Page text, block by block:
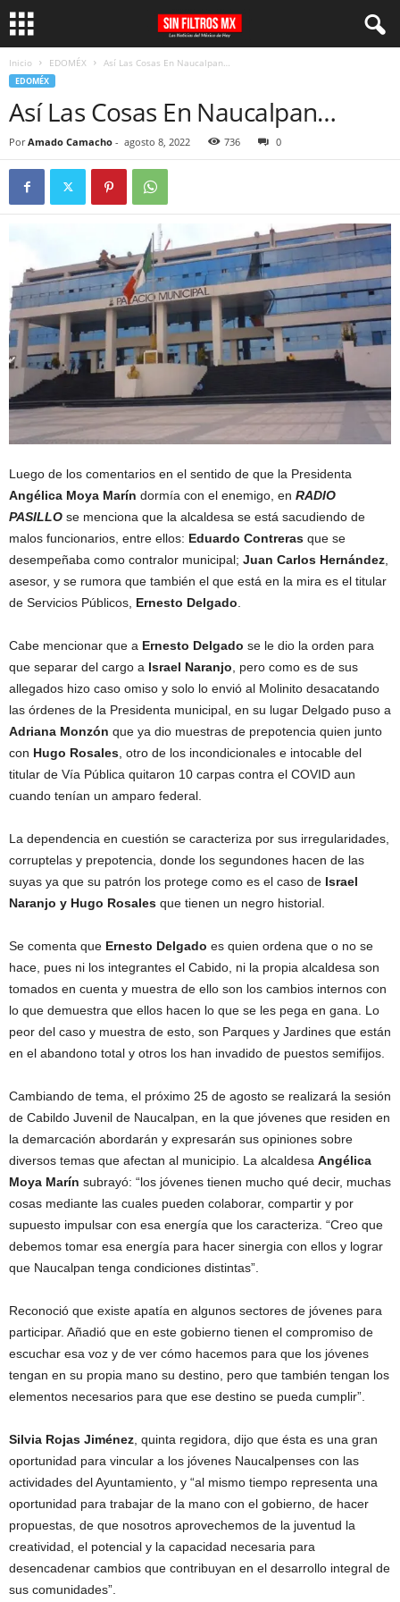
Inicio EDOMÉX Así Las Cosas En Naucalpan…
EDOMÉX
Así Las Cosas En Naucalpan…
Por Amado Camacho - agosto 8, 2022 736 0
Luego de los comentarios en el sentido de que la Presidenta
Angélica Moya Marín dormía con el enemigo, en RADIO
PASILLO se menciona que la alcaldesa se está sacudiendo de
malos funcionarios, entre ellos: Eduardo Contreras que se
desempeñaba como contralor municipal; Juan Carlos Hernández,
asesor, y se rumora que también el que está en la mira es el titular
de Servicios Públicos, Ernesto Delgado.
Cabe mencionar que a Ernesto Delgado se le dio la orden para
que separar del cargo a Israel Naranjo, pero como es de sus
allegados hizo caso omiso y solo lo envió al Molinito desacatando
las órdenes de la Presidenta municipal, en su lugar Delgado puso a
Adriana Monzón que ya dio muestras de prepotencia quien junto
con Hugo Rosales, otro de los incondicionales e intocable del
titular de Vía Pública quitaron 10 carpas contra el COVID aun
cuando tenían un amparo federal.
La dependencia en cuestión se caracteriza por sus irregularidades,
corruptelas y prepotencia, donde los segundones hacen de las
suyas ya que su patrón los protege como es el caso de Israel
Naranjo y Hugo Rosales que tienen un negro historial.
Se comenta que Ernesto Delgado es quien ordena que o no se
hace, pues ni los integrantes el Cabido, ni la propia alcaldesa son
tomados en cuenta y muestra de ello son los cambios internos con
lo que demuestra que ellos hacen lo que se les pega en gana. Lo
peor del caso y muestra de esto, son Parques y Jardines que están
en el abandono total y otros los han invadido de puestos semifijos.
Cambiando de tema, el próximo 25 de agosto se realizará la sesión
de Cabildo Juvenil de Naucalpan, en la que jóvenes que residen en
la demarcación abordarán y expresarán sus opiniones sobre
diversos temas que afectan al municipio. La alcaldesa Angélica
Moya Marín subrayó: “los jóvenes tienen mucho qué decir, muchas
cosas mediante las cuales pueden colaborar, compartir y por
supuesto impulsar con esa energía que los caracteriza. “Creo que
debemos tomar esa energía para hacer sinergia con ellos y lograr
que Naucalpan tenga condiciones distintas”.
Reconoció que existe apatía en algunos sectores de jóvenes para
participar. Añadió que en este gobierno tienen el compromiso de
escuchar esa voz y de ver cómo hacemos para que los jóvenes
tengan en su propia mano su destino, pero que también tengan los
elementos necesarios para que ese destino se pueda cumplir”.
Silvia Rojas Jiménez, quinta regidora, dijo que ésta es una gran
oportunidad para vincular a los jóvenes Naucalpenses con las
actividades del Ayuntamiento, y “al mismo tiempo representa una
oportunidad para trabajar de la mano con el gobierno, de hacer
propuestas, de que nosotros aprovechemos de la juventud la
creatividad, el potencial y la capacidad necesaria para
desencadenar cambios que contribuyan en el desarrollo integral de
sus comunidades”.